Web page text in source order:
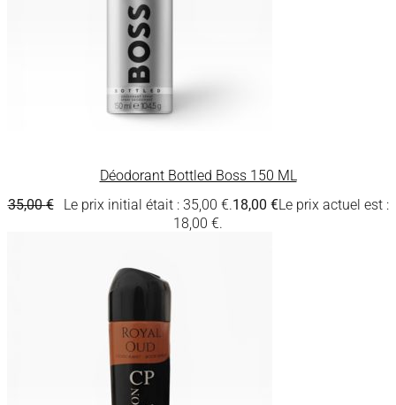
Déodorant Bottled Boss 150 ML
35,00€ Le prix initial était : 35,00 €.18,00 €Le prix actuel est :
18,00 €.